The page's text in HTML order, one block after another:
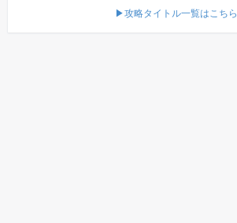
▶攻略タイトル一覧はこちら